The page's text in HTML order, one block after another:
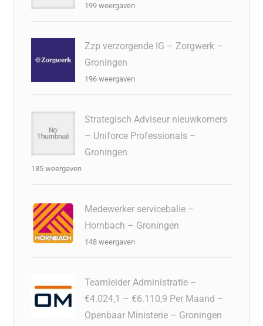
199 weergaven
Zzp verzorgende IG – Zorgwerk –
Groningen
196 weergaven
Strategisch Adviseur nieuwkomers
– Uniforce Professionals –
Groningen
185 weergaven
Medewerker servicebalie –
Hornbach – Groningen
148 weergaven
Teamleider Administratie –
€4.024,1 – €6.110,9 Per Maand –
Openbaar Ministerie – Groningen